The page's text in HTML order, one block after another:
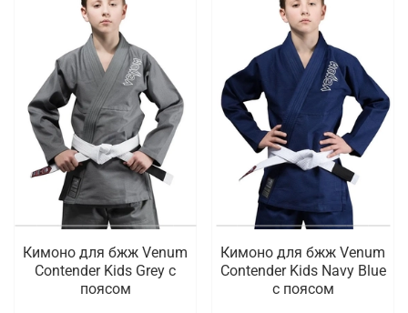
Кимоно для бжж Venum
Contender Kids Grey с
поясом
Кимоно для бжж Venum
Contender Kids Navy Blue
с поясом